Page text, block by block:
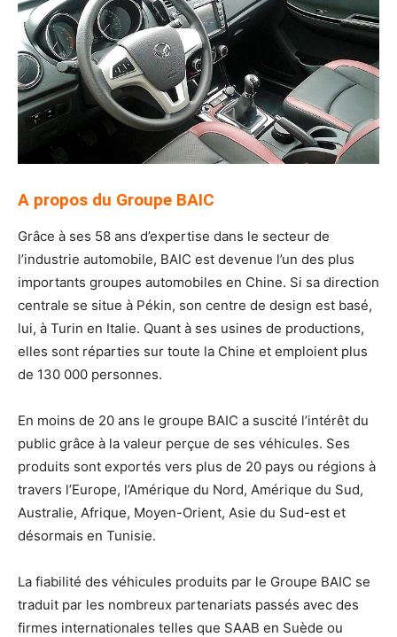
A propos du Groupe BAIC
Grâce à ses 58 ans d’expertise dans le secteur de
l’industrie automobile, BAIC est devenue l’un des plus
importants groupes automobiles en Chine. Si sa direction
centrale se situe à Pékin, son centre de design est basé,
lui, à Turin en Italie. Quant à ses usines de productions,
elles sont réparties sur toute la Chine et emploient plus
de 130 000 personnes.
En moins de 20 ans le groupe BAIC a suscité l’intérêt du
public grâce à la valeur perçue de ses véhicules. Ses
produits sont exportés vers plus de 20 pays ou régions à
travers l’Europe, l’Amérique du Nord, Amérique du Sud,
Australie, Afrique, Moyen-Orient, Asie du Sud-est et
désormais en Tunisie.
La fiabilité des véhicules produits par le Groupe BAIC se
traduit par les nombreux partenariats passés avec des
firmes internationales telles que SAAB en Suède ou